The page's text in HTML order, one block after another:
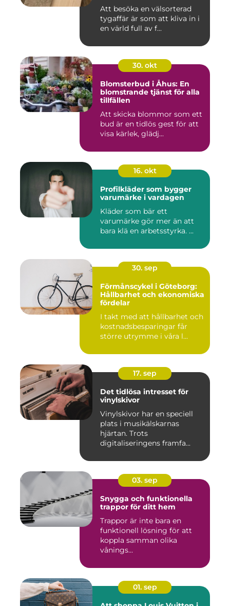
Att besöka en välsorterad
tygaffär är som att kliva in i
en värld full av f...
30. okt
Blomsterbud i Åhus: En
blomstrande tjänst för alla
tillfällen
Att skicka blommor som ett
bud är en tidlös gest för att
visa kärlek, glädj...
16. okt
Profilkläder som bygger
varumärke i vardagen
Kläder som bär ett
varumärke gör mer än att
bara klä en arbetsstyrka. ...
30. sep
Förmånscykel i Göteborg:
Hållbarhet och ekonomiska
fördelar
I takt med att hållbarhet och
kostnadsbesparingar får
större utrymme i våra l...
17. sep
Det tidlösa intresset för
vinylskivor
Vinylskivor har en speciell
plats i musikälskarnas
hjärtan. Trots
digitaliseringens framfa...
03. sep
Snygga och funktionella
trappor för ditt hem
Trappor är inte bara en
funktionell lösning för att
koppla samman olika
vånings...
01. sep